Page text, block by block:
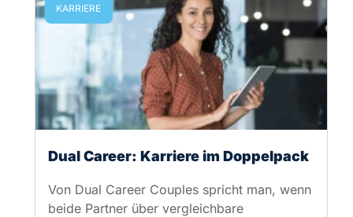
beide Partner über vergleichbare
Studienabschlüsse verfügen und im selben
Maße eine berufliche Karriere anstreben.
weiterlesen